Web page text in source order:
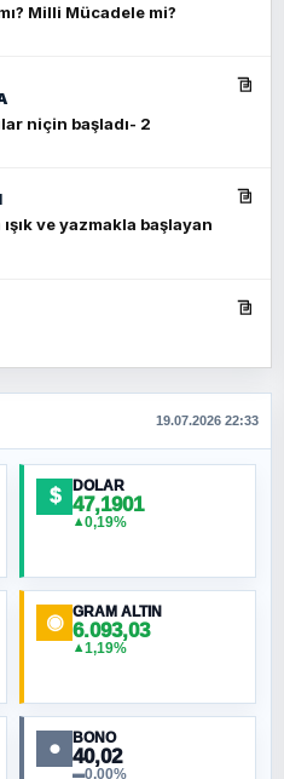
Milli Mücadele mi?
niçin başladı- 2
ve yazmakla başlayan
Toplantısı mı, Yeni
Provası mı?
19.07.2026 22:33
$ DOLAR
47,1901
▲0,19%
◉ GRAM ALTIN
6.093,03
▲1,19%
● BONO
40,02
▬0,00%